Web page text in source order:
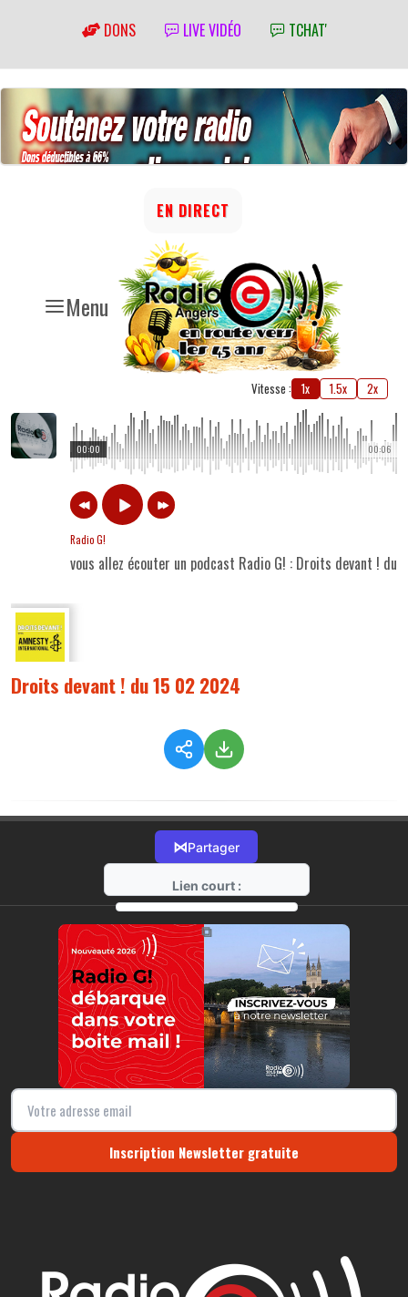
DONS LIVE VIDÉO TCHAT'
Menu
EN DIRECT
Vitesse : 1x 1.5x 2x
00:06
00:00
Radio G!
vous allez écouter un podcast Radio G! : Droits devant ! du
Droits devant ! du 15 02 2024
⋈Partager
Lien court :
https://radio-g.fr?13767
⧉
Inscription Newsletter gratuite